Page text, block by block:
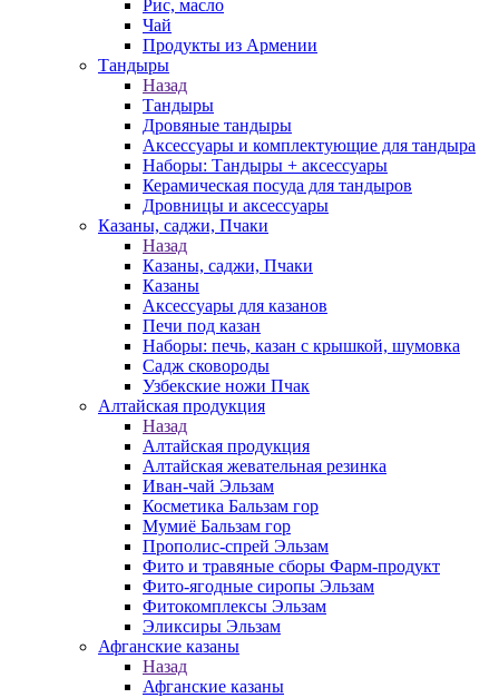
Рис, масло
Чай
Продукты из Армении
Тандыры
Назад
Тандыры
Дровяные тандыры
Аксессуары и комплектующие для тандыра
Наборы: Тандыры + аксессуары
Керамическая посуда для тандыров
Дровницы и аксессуары
Казаны, саджи, Пчаки
Назад
Казаны, саджи, Пчаки
Казаны
Аксессуары для казанов
Печи под казан
Наборы: печь, казан с крышкой, шумовка
Садж сковороды
Узбекские ножи Пчак
Алтайская продукция
Назад
Алтайская продукция
Алтайская жевательная резинка
Иван-чай Эльзам
Косметика Бальзам гор
Мумиё Бальзам гор
Прополис-спрей Эльзам
Фито и травяные сборы Фарм-продукт
Фито-ягодные сиропы Эльзам
Фитокомплексы Эльзам
Эликсиры Эльзам
Афганские казаны
Назад
Афганские казаны